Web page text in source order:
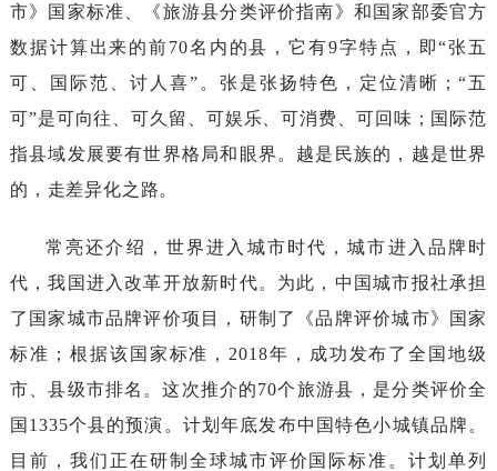
市》国家标准、《旅游县分类评价指南》和国家部委官方
数据计算出来的前70名内的县，它有9字特点，即“张五
可
、国际范、讨人喜”。张是张扬特色，定位清晰；“五
可”是可向往、可久留、可娱乐、可消费、可回味；国际范
指县域发展要有世界格局和眼界。越是民族的，越是世界
的，走差异化之路。
常亮还介绍，世界进入城市时代，城市进入品牌时
代，我国进入改革开放新时代。 为此，中国城市报社承担
了国家城市品牌评价项目，研制了《品牌评价城市》国家
标准；根据该国家标准， 2018年，成功发布了全国地级
市、县级市排名。这次推介的70个旅游县，是分类评价全
国1335个县的预演。计划年底发布中国特色小城镇品牌。
目前，我们正在研制全球城市评价国际标准。计划单列